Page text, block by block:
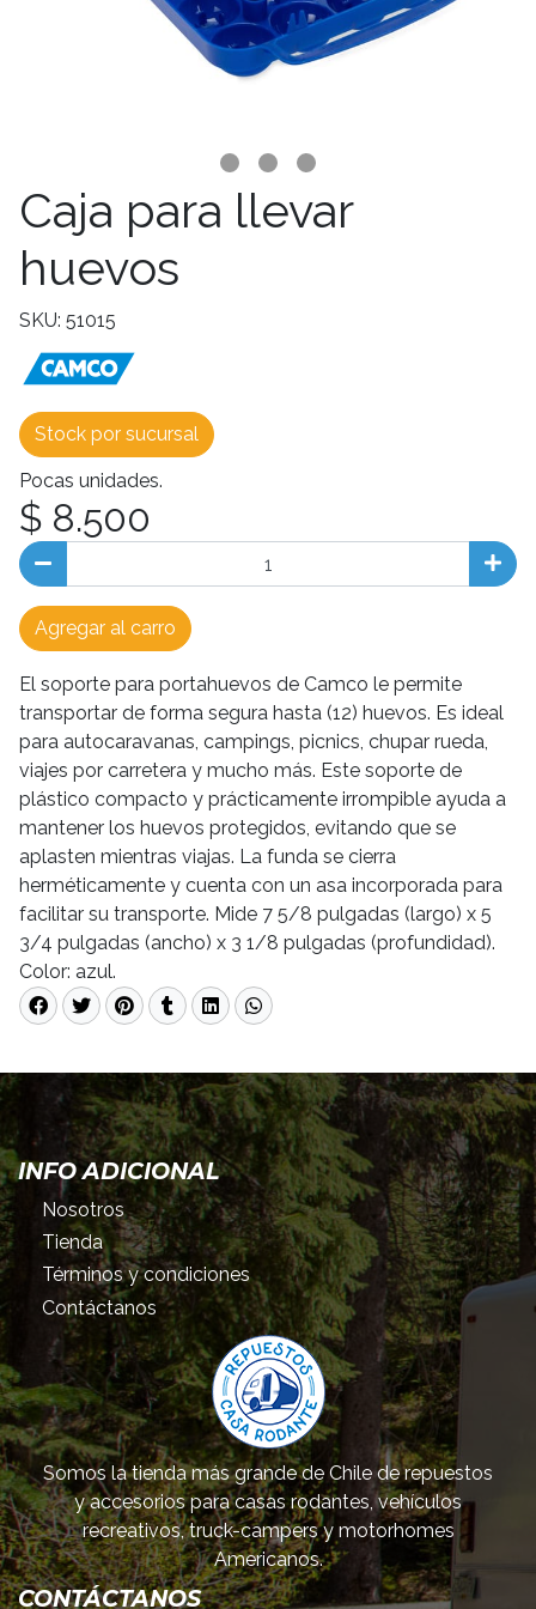
Caja para llevar
huevos
SKU: 51015
Stock por sucursal
Pocas unidades.
$ 8.500
Agregar al carro
El soporte para portahuevos de Camco le permite
transportar de forma segura hasta (12) huevos. Es ideal
para autocaravanas, campings, picnics, chupar rueda,
viajes por carretera y mucho más. Este soporte de
plástico compacto y prácticamente irrompible ayuda a
mantener los huevos protegidos, evitando que se
aplasten mientras viajas. La funda se cierra
herméticamente y cuenta con un asa incorporada para
facilitar su transporte. Mide 7 5/8 pulgadas (largo) x 5
3/4 pulgadas (ancho) x 3 1/8 pulgadas (profundidad).
Color: azul.
INFO ADICIONAL
Nosotros
Tienda
Términos y condiciones
Contáctanos
Somos la tienda más grande de Chile de repuestos
y accesorios para casas rodantes, vehículos
recreativos, truck-campers y motorhomes
Americanos.
CONTÁCTANOS